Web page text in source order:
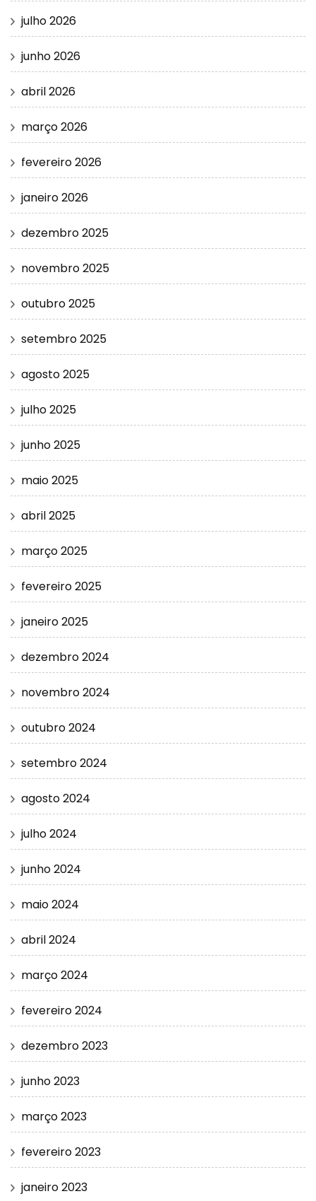
julho 2026
junho 2026
abril 2026
março 2026
fevereiro 2026
janeiro 2026
dezembro 2025
novembro 2025
outubro 2025
setembro 2025
agosto 2025
julho 2025
junho 2025
maio 2025
abril 2025
março 2025
fevereiro 2025
janeiro 2025
dezembro 2024
novembro 2024
outubro 2024
setembro 2024
agosto 2024
julho 2024
junho 2024
maio 2024
abril 2024
março 2024
fevereiro 2024
dezembro 2023
junho 2023
março 2023
fevereiro 2023
janeiro 2023